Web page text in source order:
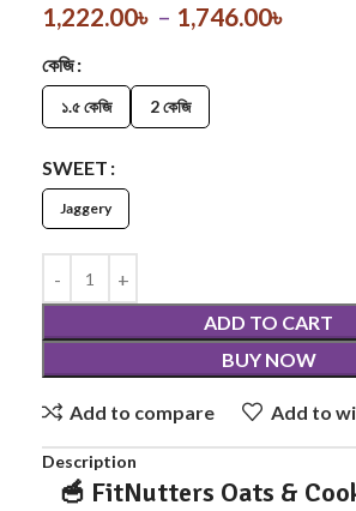
1,222.00৳ – 1,746.00৳
কেজি
১.৫ কেজি 2 কেজি
SWEET
Jaggery
ADD TO CART
BUY NOW
Add to compare Add to
Description
🥣 FitNutters Oats &